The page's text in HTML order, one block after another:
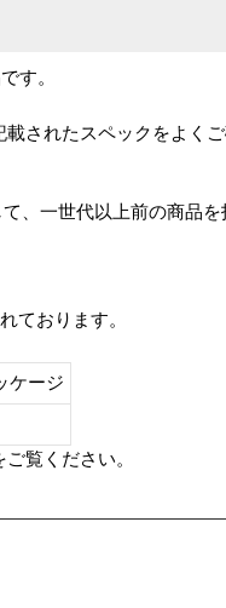
す。
されたスペックをよくご
、一世代以上前の商品を
ております。
ケージ
ご覧ください。